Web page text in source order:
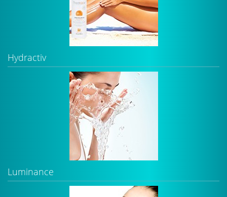
Hydractiv
Luminance